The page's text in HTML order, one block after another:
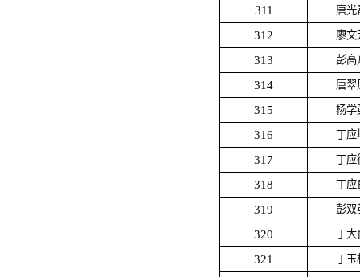
311 唐光
312 廖文
313 彭高
314 唐翠
315 杨学
316 丁应
317 丁应
318 丁应
319 彭双
320 丁大
321 丁玉